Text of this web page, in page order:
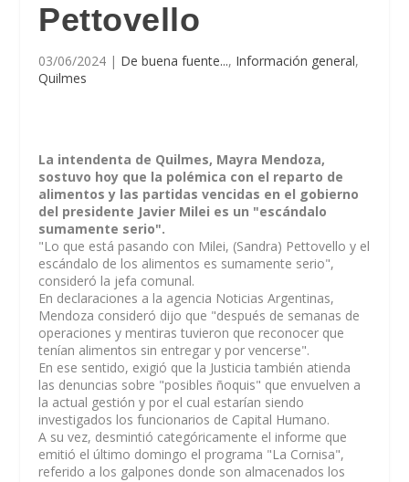
Pettovello
03/06/2024 | De buena fuente..., Información general,
Quilmes
La intendenta de Quilmes, Mayra Mendoza,
sostuvo hoy que la polémica con el reparto de
alimentos y las partidas vencidas en el gobierno
del presidente Javier Milei es un "escándalo
sumamente serio".
"Lo que está pasando con Milei, (Sandra) Pettovello y el
escándalo de los alimentos es sumamente serio",
consideró la jefa comunal.
En declaraciones a la agencia Noticias Argentinas,
Mendoza consideró dijo que "después de semanas de
operaciones y mentiras tuvieron que reconocer que
tenían alimentos sin entregar y por vencerse".
En ese sentido, exigió que la Justicia también atienda
las denuncias sobre "posibles ñoquis" que envuelven a
la actual gestión y por el cual estarían siendo
investigados los funcionarios de Capital Humano.
A su vez, desmintió categóricamente el informe que
emitió el último domingo el programa "La Cornisa",
referido a los galpones donde son almacenados los